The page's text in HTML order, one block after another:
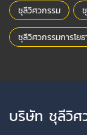
ชุลีวิศวกรรม
ชุลีวิศวกรรมการโยธ
บริษัท ชุลีวิศ